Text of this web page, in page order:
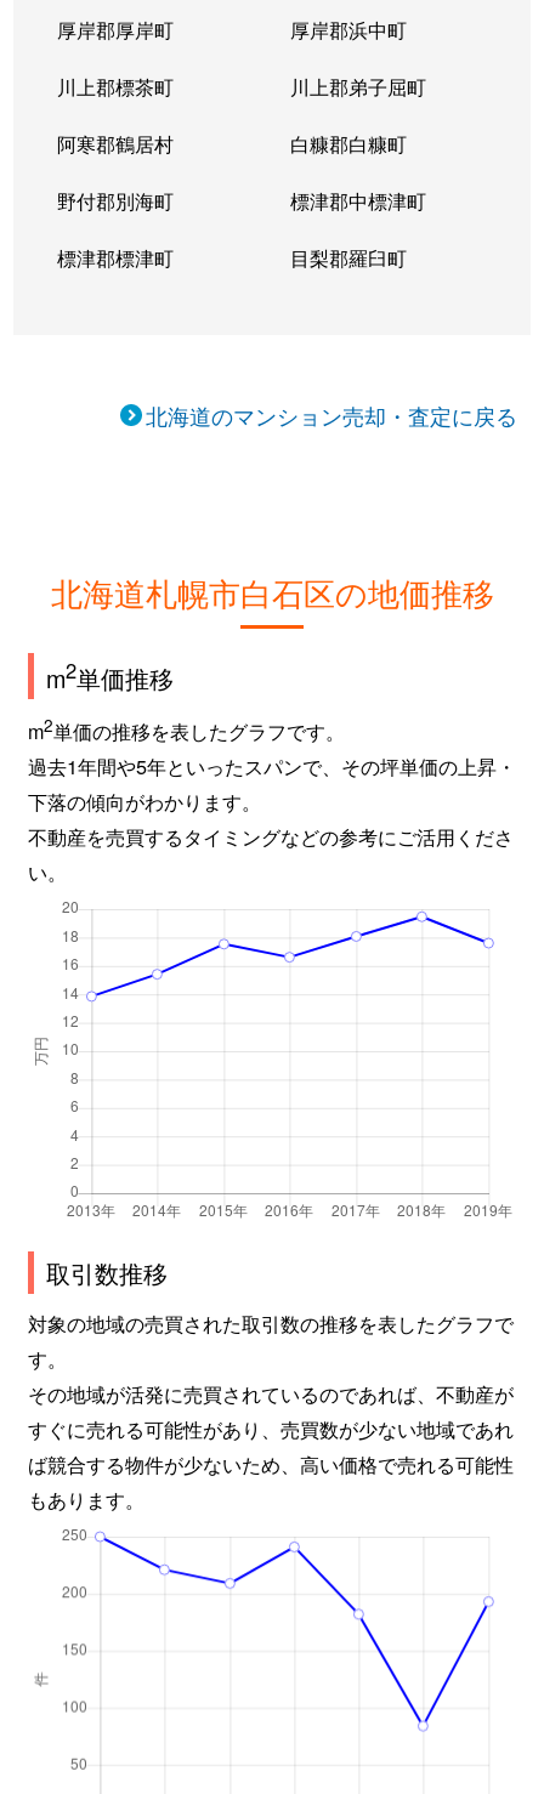
厚岸郡厚岸町 厚岸郡浜中町
川上郡標茶町 川上郡弟子屈町
阿寒郡鶴居村 白糠郡白糠町
野付郡別海町 標津郡中標津町
標津郡標津町 目梨郡羅臼町
北海道のマンション売却・査定に戻る
北海道札幌市白石区の地価推移
m2単価推移
m2単価の推移を表したグラフです。
過去1年間や5年といったスパンで、その坪単価の上昇・
下落の傾向がわかります。
不動産を売買するタイミングなどの参考にご活用くださ
い。
取引数推移
対象の地域の売買された取引数の推移を表したグラフで
す。
その地域が活発に売買されているのであれば、不動産が
すぐに売れる可能性があり、売買数が少ない地域であれ
ば競合する物件が少ないため、高い価格で売れる可能性
もあります。